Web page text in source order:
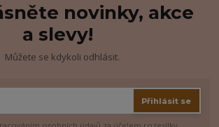
novinky, akce
a slevy!
Můžete se kdykoli odhlásit.
Přihlásit se